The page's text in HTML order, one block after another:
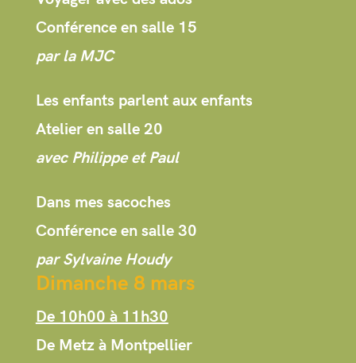
Conférence en salle 15
par la MJC
Les enfants parlent aux enfants
Atelier en salle 20
avec Philippe et Paul
Dans mes sacoches
Conférence en salle 30
par Sylvaine Houdy
Dimanche 8 mars
De 10h00 à 11h30
De Metz à Montpellier